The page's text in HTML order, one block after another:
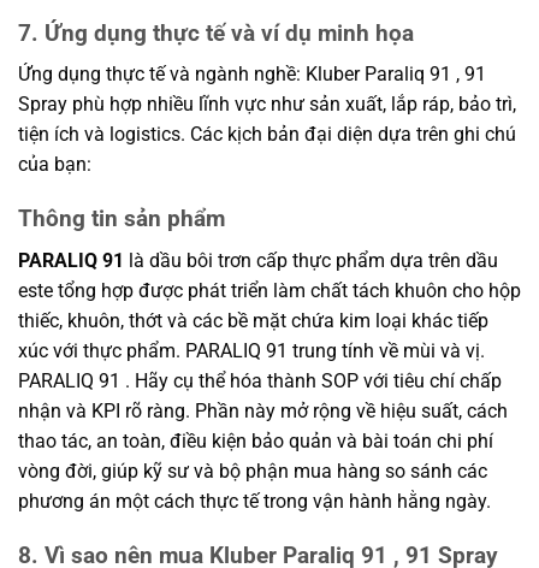
7. Ứng dụng thực tế và ví dụ minh họa
Ứng dụng thực tế và ngành nghề: Kluber Paraliq 91 , 91
Spray phù hợp nhiều lĩnh vực như sản xuất, lắp ráp, bảo trì,
tiện ích và logistics. Các kịch bản đại diện dựa trên ghi chú
của bạn:
Thông tin sản phẩm
PARALIQ 91 là dầu bôi trơn cấp thực phẩm dựa trên dầu
este tổng hợp được phát triển làm chất tách khuôn cho hộp
thiếc, khuôn, thớt và các bề mặt chứa kim loại khác tiếp
xúc với thực phẩm. PARALIQ 91 trung tính về mùi và vị.
PARALIQ 91 . Hãy cụ thể hóa thành SOP với tiêu chí chấp
nhận và KPI rõ ràng. Phần này mở rộng về hiệu suất, cách
thao tác, an toàn, điều kiện bảo quản và bài toán chi phí
vòng đời, giúp kỹ sư và bộ phận mua hàng so sánh các
phương án một cách thực tế trong vận hành hằng ngày.
8. Vì sao nên mua Kluber Paraliq 91 , 91 Spray